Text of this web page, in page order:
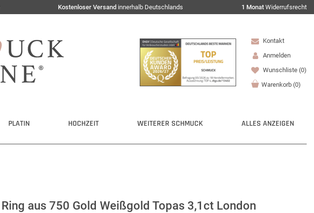
Kostenloser Versand innerhalb Deutschlands 1 Monat Widerrufsrecht
Kontakt
Anmelden
Wunschliste (0)
Warenkorb (0)
PLATIN HOCHZEIT WEITERER SCHMUCK ALLES ANZEIGEN
Ring aus 750 Gold Weißgold Topas 3,1ct London